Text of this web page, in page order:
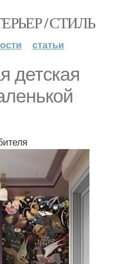
/ СТИЛЬ
статьи
детская